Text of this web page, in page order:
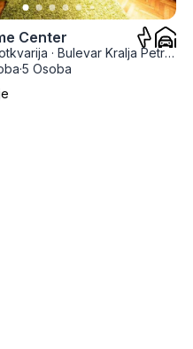
Center
· Bulevar Kralja Petra I
·5 Osoba